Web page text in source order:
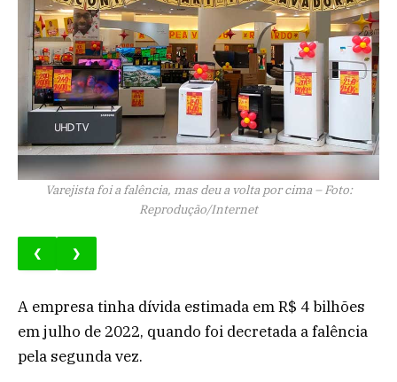
Varejista foi a falência, mas deu a volta por cima – Foto:
Reprodução/Internet
❮ ❯
A empresa tinha dívida estimada em R$ 4 bilhões
em julho de 2022, quando foi decretada a falência
pela segunda vez.